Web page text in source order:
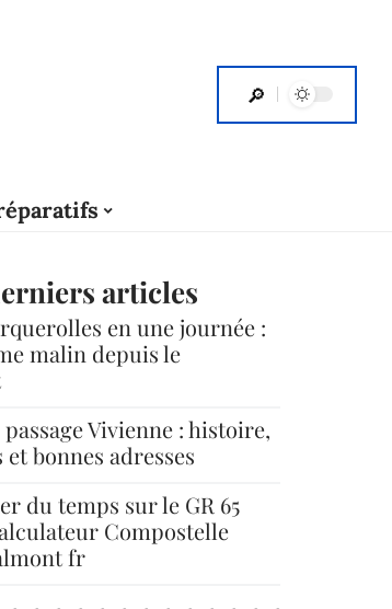
articles
en une journée :
malin depuis le
Vivienne : histoire,
bonnes adresses
du temps sur le GR 65
Compostelle
fr